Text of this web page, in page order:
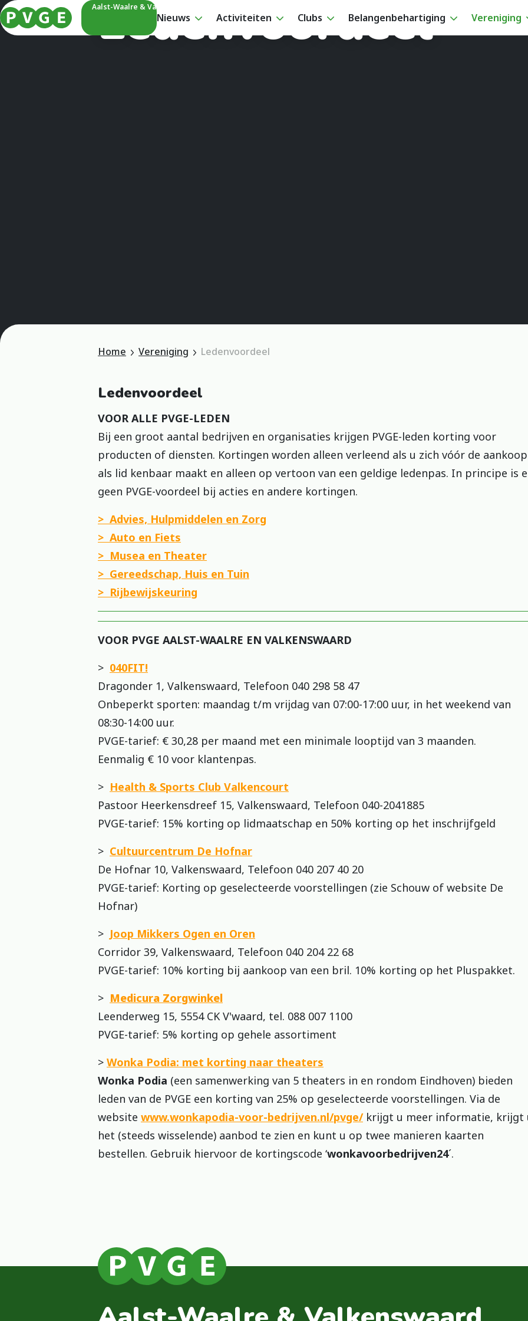
Aalst-Waalre & Valkenswaard
Nieuws Activiteiten Clubs Belangenbehartiging Vereniging
Ledenvoordeel
Home Vereniging Ledenvoordeel
Ledenvoordeel
VOOR ALLE PVGE-LEDEN
Bij een groot aantal bedrijven en organisaties krijgen PVGE-leden korting voor
producten of diensten. Kortingen worden alleen verleend als u zich vóór de aankoop
als lid kenbaar maakt en alleen op vertoon van een geldige ledenpas. In principe is
geen PVGE-voordeel bij acties en andere kortingen.
> Advies, Hulpmiddelen en Zorg
> Auto en Fiets
> Musea en Theater
> Gereedschap, Huis en Tuin
> Rijbewijskeuring
VOOR PVGE AALST-WAALRE EN VALKENSWAARD
> 040FIT!
Dragonder 1, Valkenswaard, Telefoon 040 298 58 47
Onbeperkt sporten: maandag t/m vrijdag van 07:00-17:00 uur, in het weekend van
08:30-14:00 uur.
PVGE-tarief: € 30,28 per maand met een minimale looptijd van 3 maanden.
Eenmalig € 10 voor klantenpas.
> Health & Sports Club Valkencourt
Pastoor Heerkensdreef 15, Valkenswaard, Telefoon 040-2041885
PVGE-tarief: 15% korting op lidmaatschap en 50% korting op het inschrijfgeld
> Cultuurcentrum De Hofnar
De Hofnar 10, Valkenswaard, Telefoon 040 207 40 20
PVGE-tarief: Korting op geselecteerde voorstellingen (zie Schouw of website De
Hofnar)
> Joop Mikkers Ogen en Oren
Corridor 39, Valkenswaard, Telefoon 040 204 22 68
PVGE-tarief: 10% korting bij aankoop van een bril. 10% korting op het Pluspakket.
> Medicura Zorgwinkel
Leenderweg 15, 5554 CK V'waard, tel. 088 007 1100
PVGE-tarief: 5% korting op gehele assortiment
> Wonka Podia: met korting naar theaters
Wonka Podia (een samenwerking van 5 theaters in en rondom Eindhoven) bieden
leden van de PVGE een korting van 25% op geselecteerde voorstellingen. Via de
website www.wonkapodia-voor-bedrijven.nl/pvge/krijgt u meer informatie, krijgt
het (steeds wisselende) aanbod te zien en kunt u op twee manieren kaarten
bestellen. Gebruik hiervoor de kortingscode ‘wonkavoorbedrijven24´.